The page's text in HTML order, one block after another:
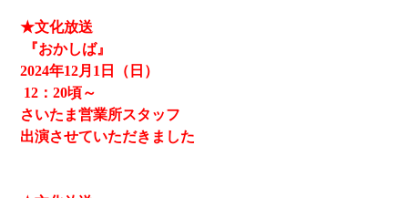
★文化放送
『おかしば』
2024年12月1日（日）
12 ：20頃～
さいたま営業所スタッフ
出演させていただきました